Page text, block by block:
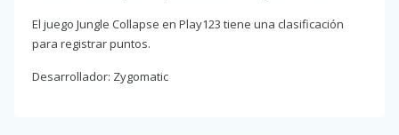
El juego Jungle Collapse en Play123 tiene una clasificación
para registrar puntos.
Desarrollador: Zygomatic